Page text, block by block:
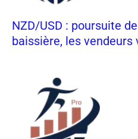
NZD/USD : poursuite
baissière, les vendeurs